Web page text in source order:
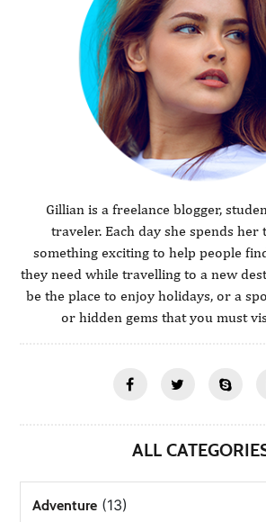
Gillian is a freelance blogger,
traveler. Each day she spends
something exciting to help people
they need while travelling to a new
be the place to enjoy holidays, or a
or hidden gems that you must
ALL
Adventure (13)